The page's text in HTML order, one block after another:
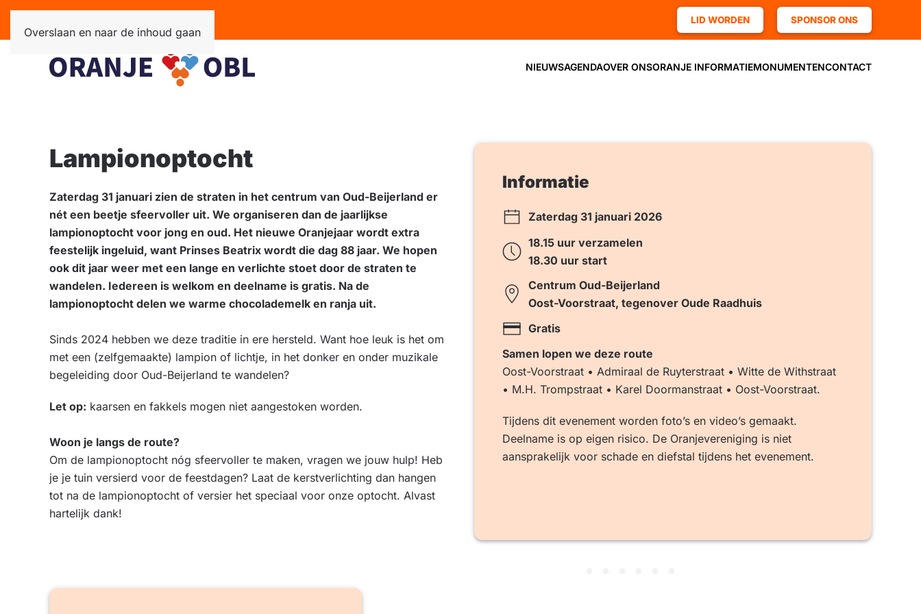
Overslaan en naar de inhoud gaan
LID WORDEN SPONSOR ONS
NIEUWSAGENDAOVER ONSORANJE INFORMATIEMONUMENTENCONTACT
Lampionoptocht
Zaterdag 31 januari zien de straten in het centrum van Oud-Beijerland er
nét een beetje sfeervoller uit. We organiseren dan de jaarlijkse
lampionoptocht voor jong en oud. Het nieuwe Oranjejaar wordt extra
feestelijk ingeluid, want Prinses Beatrix wordt die dag 88 jaar. We hopen
ook dit jaar weer met een lange en verlichte stoet door de straten te
wandelen. Iedereen is welkom en deelname is gratis. Na de
lampionoptocht delen we warme chocolademelk en ranja uit.
Sinds 2024 hebben we deze traditie in ere hersteld. Want hoe leuk is het om
met een (zelfgemaakte) lampion of lichtje, in het donker en onder muzikale
begeleiding door Oud-Beijerland te wandelen?
Let op: kaarsen en fakkels mogen niet aangestoken worden.
Woon je langs de route?
Om de lampionoptocht nóg sfeervoller te maken, vragen we jouw hulp! Heb
je je tuin versierd voor de feestdagen? Laat de kerstverlichting dan hangen
tot na de lampionoptocht of versier het speciaal voor onze optocht. Alvast
hartelijk dank!
Informatie
Zaterdag 31 januari 2026
18.15 uur verzamelen
18.30 uur start
Centrum Oud-Beijerland
Oost-Voorstraat, tegenover Oude Raadhuis
Gratis
Samen lopen we deze route
Oost-Voorstraat • Admiraal de Ruyterstraat • Witte de Withstraat
• M.H. Trompstraat • Karel Doormanstraat • Oost-Voorstraat.
Tijdens dit evenement worden foto’s en video’s gemaakt.
Deelname is op eigen risico. De Oranjevereniging is niet
aansprakelijk voor schade en diefstal tijdens het evenement.